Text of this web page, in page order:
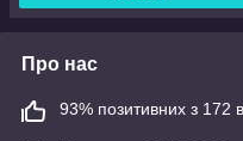
Про нас
93% позитивних з 172